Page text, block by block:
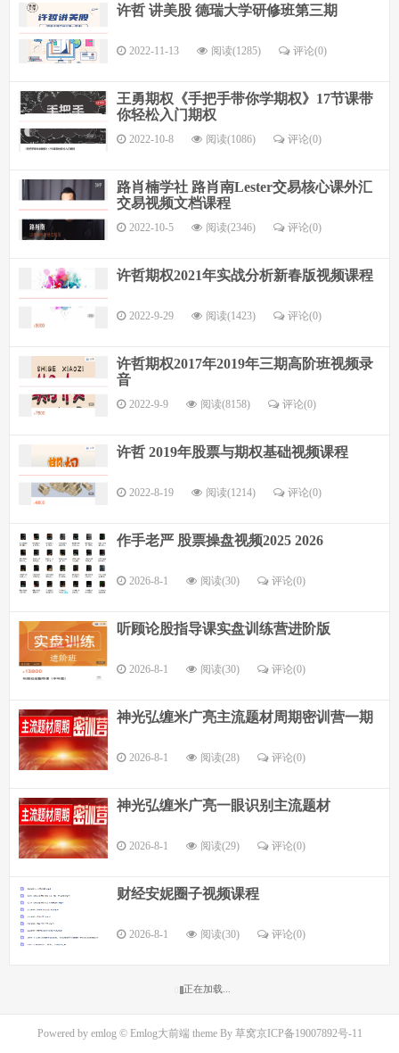
许哲 讲美股 德瑞大学研修班第三期
2022-11-13 阅读(1285) 评论(0)
王勇期权《手把手带你学期权》17节课带
你轻松入门期权
2022-10-8 阅读(1086) 评论(0)
路肖楠学社 路肖南Lester交易核心课外汇
交易视频文档课程
2022-10-5 阅读(2346) 评论(0)
许哲期权2021年实战分析新春版视频课程
2022-9-29 阅读(1423) 评论(0)
许哲期权2017年2019年三期高阶班视频录
音
2022-9-9 阅读(8158) 评论(0)
许哲 2019年股票与期权基础视频课程
2022-8-19 阅读(1214) 评论(0)
作手老严 股票操盘视频2025 2026
2026-8-1 阅读(30) 评论(0)
听顾论股指导课实盘训练营进阶版
2026-8-1 阅读(30) 评论(0)
神光弘缠米广亮主流题材周期密训营一期
2026-8-1 阅读(28) 评论(0)
神光弘缠米广亮一眼识别主流题材
2026-8-1 阅读(29) 评论(0)
财经安妮圈子视频课程
2026-8-1 阅读(30) 评论(0)
正在加载...
Powered by emlog© Emlog大前端 theme By 草窝京ICP备19007892号-11